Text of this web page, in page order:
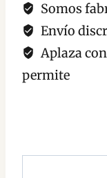
Somos
Envío
Aplaza
permite